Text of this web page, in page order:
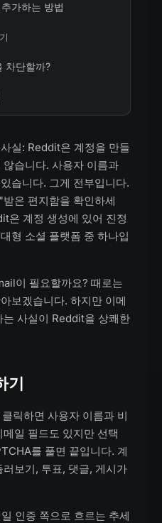
가하는 방법
차단할까?
실: Reddit은 계정을 만들
습니다. 사용자 이름과
습니다. 그게 전부입니다.
은 편지함을 확인하세
은 계정 생성에 있어 진정
형 소셜 플랫폼 중 하나입
이 필요할까요? 때로는
보겠습니다. 하지만 이메
사실이 Reddit을 상쾌한
기
릭하면 사용자 이름과 비
일 필드도 있지만 선택
를 풀면 끝입니다. 계
보기, 투표, 댓글, 게시가
인증 쪽으로 흐르는 추세